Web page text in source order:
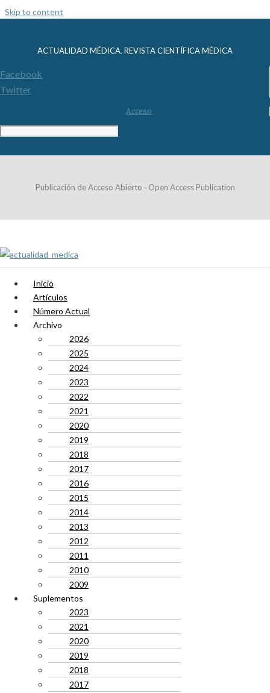
Skip to content
ACTUALIDAD MÉDICA. REVISTA CIENTÍFICA MÉDICA
Facebook
Twitter
Acceso
Publicación de Acceso Abierto · Open Access Publication
Inicio
Artículos
Número Actual
Archivo
2026
2025
2024
2023
2022
2021
2020
2019
2018
2017
2016
2015
2014
2013
2012
2011
2010
2009
Suplementos
2023
2021
2020
2019
2018
2017